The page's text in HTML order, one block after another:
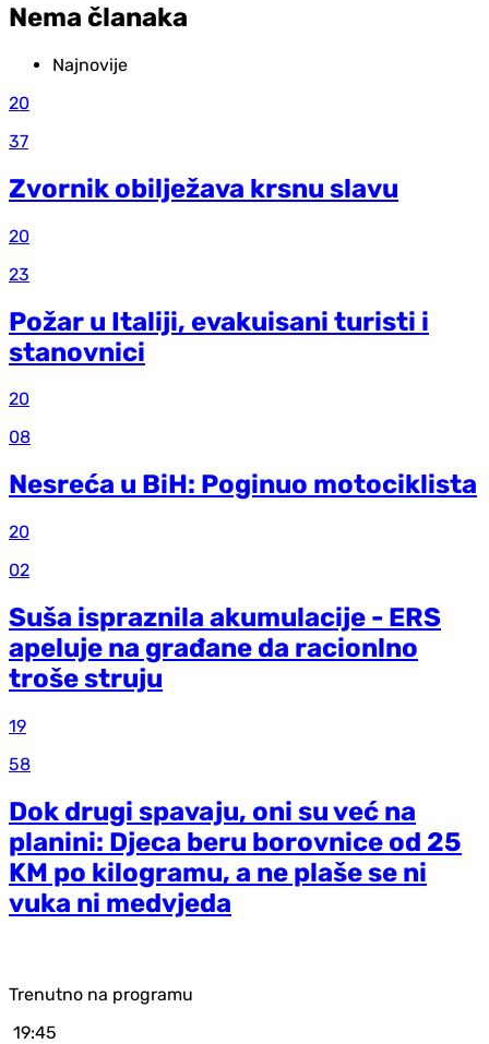
Nema članaka
Najnovije
20
37
Zvornik obilježava krsnu slavu
20
23
Požar u Italiji, evakuisani turisti i
stanovnici
20
08
Nesreća u BiH: Poginuo motociklista
20
02
Suša ispraznila akumulacije - ERS
apeluje na građane da racionlno
troše struju
19
58
Dok drugi spavaju, oni su već na
planini: Djeca beru borovnice od 25
KM po kilogramu, a ne plaše se ni
vuka ni medvjeda
Trenutno na programu
19:45